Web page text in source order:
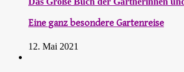
Eine ganz besondere Gartenreise
12. Mai 2021